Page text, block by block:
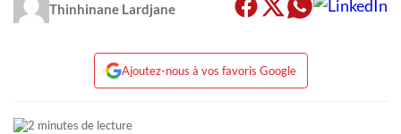
Thinhinane Lardjane
Ajoutez-nous à vos favoris Google
2 minutes de lecture